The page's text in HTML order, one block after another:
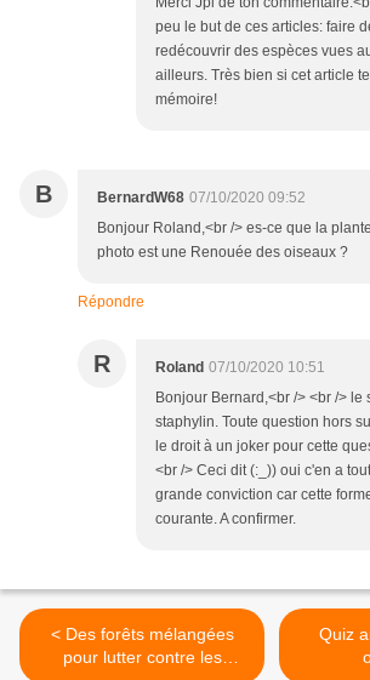
peu le but de ces articles: faire
redécouvrir des espèces vues
ailleurs. Très bien si cet article
mémoire!
B BernardW68 07/10/2020 09:52
Bonjour Roland,<br /> es-ce que la
photo est une Renouée des oiseaux ?
Répondre
R Roland 07/10/2020 10:51
Bonjour Bernard,<br /> <br /> le
staphylin. Toute question hors
le droit à un joker pour cette
<br /> Ceci dit (:_)) oui c'en a
grande conviction car cette
courante. A confirmer.
< Des forêts mélangées
pour lutter contre les
Quiz